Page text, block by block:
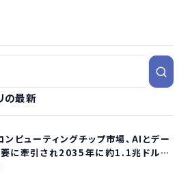
の最新
ンピューティングチップ市場、AIとデー
要に牽引され2035年に約1.1兆ドル規